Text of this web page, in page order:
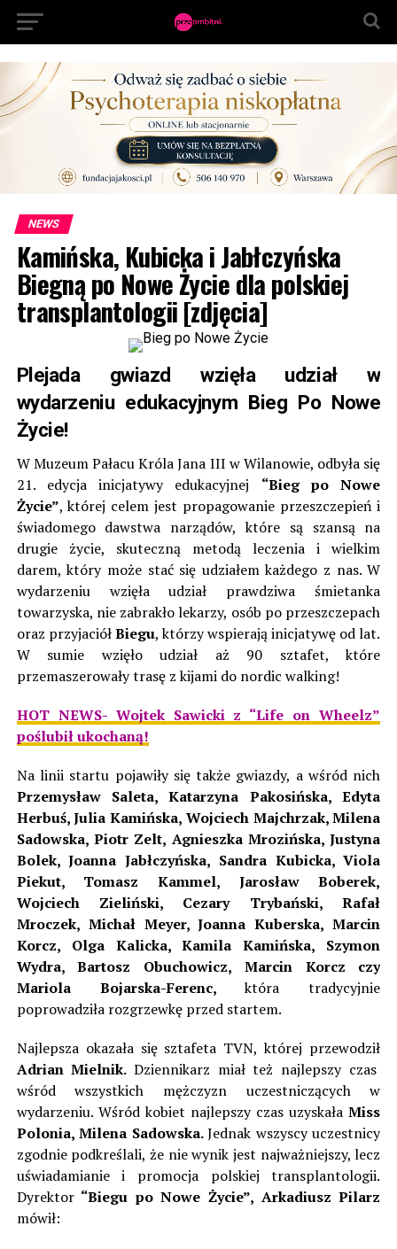
NEWS
Kamińska, Kubicka i Jabłczyńska
Biegną po Nowe Życie dla polskiej
transplantologii [zdjęcia]
Plejada gwiazd wzięła udział w
wydarzeniu edukacyjnym Bieg Po Nowe
Życie!
WMuzeum Pałacu Króla Jana III w Wilanowie, odbyła się
21. edycja inicjatywy edukacyjnej “Bieg po Nowe
Życie”, której celem jest propagowanie przeszczepień i
świadomego dawstwa narządów, które są szansą na
drugie życie, skuteczną metodą leczenia i wielkim
darem, który może stać się udziałem każdego z nas. W
wydarzeniu wzięła udział prawdziwa śmietanka
towarzyska, nie zabrakło lekarzy, osób po przeszczepach
oraz przyjaciółBiegu, którzy wspierają inicjatywę od lat.
W sumie wzięło udział aż 90 sztafet, które
przemaszerowały trasę z kijami do nordic walking!
HOT NEWS- Wojtek Sawicki z “Life on Wheelz”
poślubił ukochaną!
Na linii startu pojawiły się także gwiazdy, a wśród nich
Przemysław Saleta, Katarzyna Pakosińska, Edyta
Herbuś, Julia Kamińska, Wojciech Majchrzak, Milena
Sadowska, Piotr Zelt, Agnieszka Mrozińska, Justyna
Bolek, Joanna Jabłczyńska, Sandra Kubicka, Viola
Piekut, Tomasz Kammel, Jarosław Boberek,
Wojciech Zieliński, Cezary Trybański, Rafał
Mroczek, Michał Meyer, Joanna Kuberska, Marcin
Korcz, Olga Kalicka, Kamila Kamińska, Szymon
Wydra, Bartosz Obuchowicz, Marcin Korcz czy
Mariola Bojarska-Ferenc,która tradycyjnie
poprowadziła rozgrzewkę przed startem.
Najlepsza okazała się sztafeta TVN, której przewodził
Adrian Mielnik. Dziennikarz miał też najlepszy czas
wśród wszystkich mężczyzn uczestniczących w
wydarzeniu. Wśród kobiet najlepszy czas uzyskałaMiss
Polonia, Milena Sadowska.Jednak wszyscy uczestnicy
zgodnie podkreślali, że nie wynik jest najważniejszy, lecz
uświadamianie i promocja polskiej transplantologii.
Dyrektor“Biegu po Nowe Życie”, Arkadiusz Pilarz
mówił: